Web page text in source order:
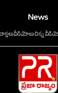
News
వీడియోలుచిన్న